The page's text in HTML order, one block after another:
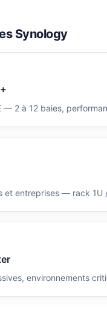
Synology
— 2 à 12 baies,
et entreprises — rack 1U
environnements